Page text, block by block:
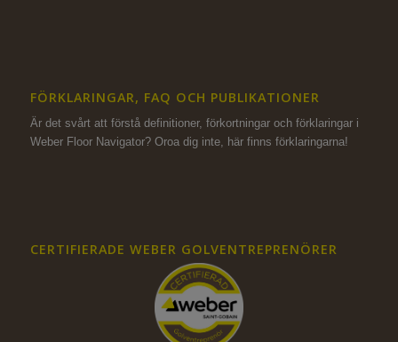
FÖRKLARINGAR, FAQ OCH PUBLIKATIONER
Är det svårt att förstå definitioner, förkortningar och förklaringar i
Weber Floor Navigator? Oroa dig inte, här finns förklaringarna!
CERTIFIERADE WEBER GOLVENTREPRENÖRER